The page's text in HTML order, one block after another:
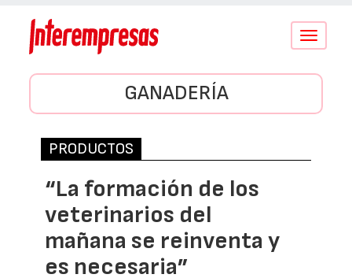
Conmutar
GANADERÍA
PRODUCTOS
“La formación de los
veterinarios del
mañana se reinventa y
es necesaria”